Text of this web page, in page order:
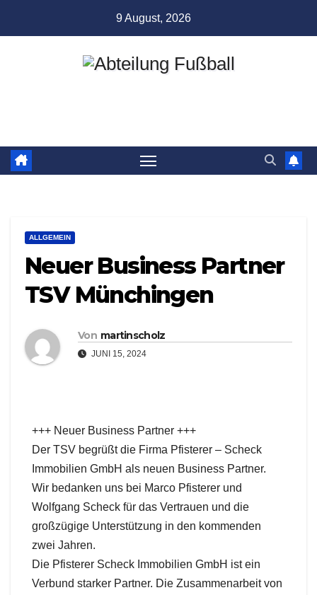
9 August, 2026
ALLGEMEIN
Neuer Business Partner
TSV Münchingen
Von martinscholz
JUNI 15, 2024
+++ Neuer Business Partner +++
Der TSV begrüßt die Firma Pfisterer – Scheck
Immobilien GmbH als neuen Business Partner.
Wir bedanken uns bei Marco Pfisterer und
Wolfgang Scheck für das Vertrauen und die
großzügige Unterstützung in den kommenden
zwei Jahren.
Die Pfisterer Scheck Immobilien GmbH ist ein
Verbund starker Partner. Die Zusammenarbeit von